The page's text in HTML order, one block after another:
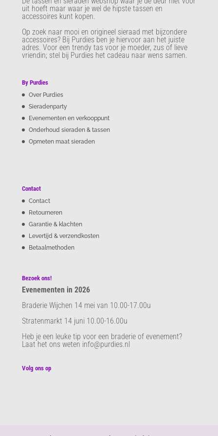
uit hoeft maar waar je wel de hipste tassen en
accessoires kunt kopen.
Op zoek naar mooi en origineel sieraad met bijzondere
accessoires? Bij Purdies ben je hiervoor aan het juiste
adres. Voor een trendy tas voor je moeder, zus of lieve
vriendin; stel bij Purdies het cadeau naar wens samen.
By Purdies
Over Purdies
Sieradenparty
Evenementen en verkooppunt
Onderhoud sieraden & tassen
Opmeten maat sieraden
Contact
Contact
Retourneren
Garantie & klachten
Levertijd & verzendkosten
Betaalmethoden
Bezoek ons!
Evenementen in 2026
Braderie Wijchen 14 mei van 10.00-17.00u
Stratenmarkt 14 juni 10.00-16.00u
Heb je een leuke tip voor een braderie of evenement?
Laat het ons weten info@purdies.nl
Volg ons op